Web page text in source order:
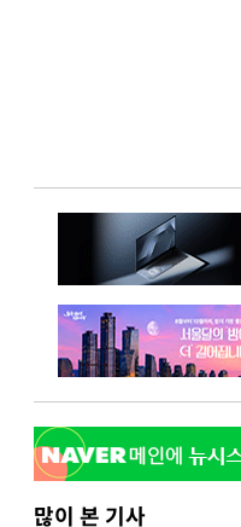
많이 본 기사